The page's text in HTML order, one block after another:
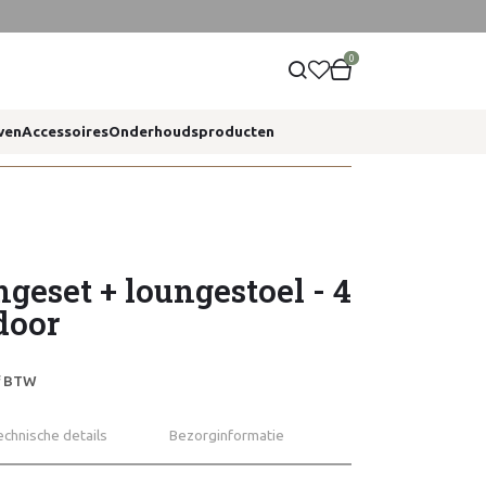
0
AccessoiresOnderhoudsproducten
+ loungestoel - 4
details Bezorginformatie